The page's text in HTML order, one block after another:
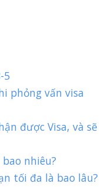
5
phỏng vấn visa
được Visa, và sẽ
nhiêu?
tối đa là bao lâu?